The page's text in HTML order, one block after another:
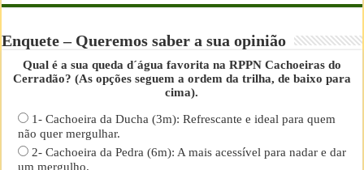
Enquete – Queremos saber a sua opinião
Qual é a sua queda d´água favorita na RPPN Cachoeiras do
Cerradão? (As opções seguem a ordem da trilha, de baixo para
cima).
1- Cachoeira da Ducha (3m): Refrescante e ideal para quem
não quer mergulhar.
2- Cachoeira da Pedra (6m): A mais acessível para nadar e dar
um mergulho.